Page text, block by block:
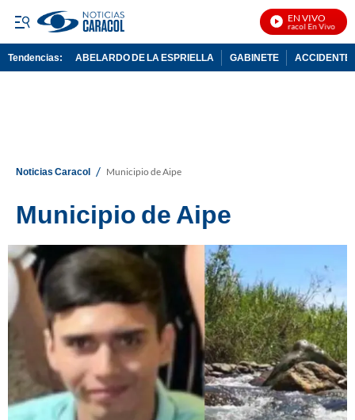
EN VIVO
Noticias Caracol En Vivo
Tendencias: ABELARDO DE LA ESPRIELLA GABINETE ACCIDENTE
Noticias Caracol / Municipio de Aipe
Municipio de Aipe